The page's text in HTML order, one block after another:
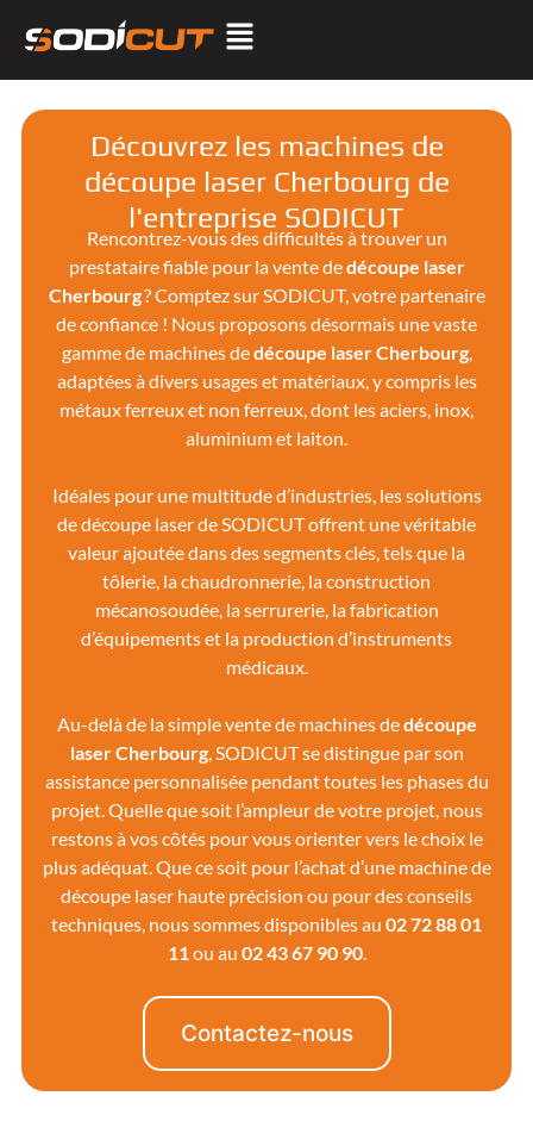
Découvrez les machines de
découpe laser Cherbourg de
l'entreprise SODICUT
Rencontrez-vous des difficultés à trouver un
prestataire fiable pour la vente dedécoupe laser
Cherbourg? Comptez sur SODICUT, votre partenaire
de confiance ! Nous proposons désormais une vaste
gamme de machines dedécoupe laserCherbourg,
adaptées à divers usages et matériaux, y compris les
métaux ferreux et non ferreux, dont les aciers, inox,
aluminium et laiton.
Idéales pour une multitude d’industries, les solutions
de découpe laser de SODICUT offrent une véritable
valeur ajoutée dans des segments clés, tels que la
tôlerie, la chaudronnerie, la construction
mécanosoudée, la serrurerie, la fabrication
d’équipements et la production d’instruments
médicaux.
Au-delà de la simple vente de machines dedécoupe
laser Cherbourg, SODICUT se distingue par son
assistance personnalisée pendant toutes les phases du
projet. Quelle que soit l’ampleur de votre projet, nous
restons à vos côtés pour vous orienter vers le choix le
plus adéquat. Que ce soit pour l’achat d’une machine de
découpe laser haute précision ou pour des conseils
techniques, nous sommes disponibles au 02 72 88 01
11ou au 02 43 67 90 90.
Contactez-nous